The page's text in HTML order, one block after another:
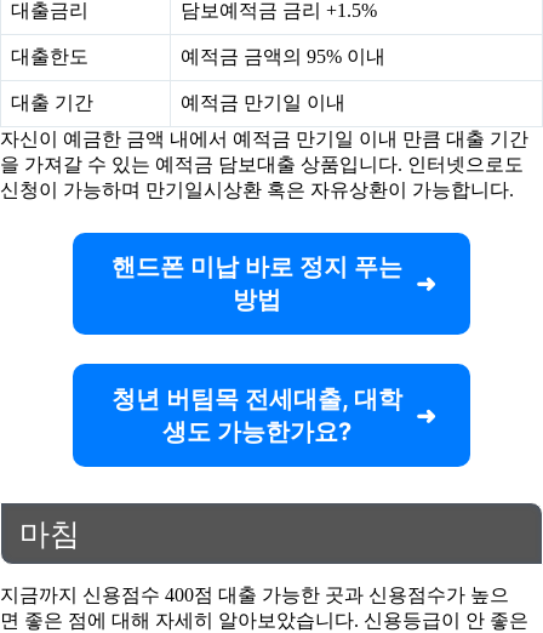
대출금리 담보예적금 금리 +1.5%
대출한도 예적금 금액의 95% 이내
대출 기간
예적금 만기일 이내
자신이 예금한 금액 내에서 예적금 만기일 이내 만큼 대출 기간
을 가져갈 수 있는 예적금 담보대출 상품입니다. 인터넷으로도
신청이 가능하며 만기일시상환 혹은 자유상환이 가능합니다.
핸드폰 미납 바로 정지 푸는
방법
청년 버팀목 전세대출, 대학
생도 가능한가요?
마침
지금까지 신용점수 400점 대출 가능한 곳과 신용점수가 높으
면 좋은 점에 대해 자세히 알아보았습니다. 신용등급이 안 좋은